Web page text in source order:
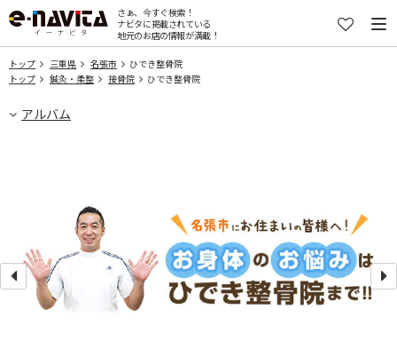
さぁ、今すぐ検索！
ナビタに掲載されている
地元のお店の情報が満載！
トップ 三重県 名張市
ひでき整骨院
トップ
鍼灸・柔整 接骨院 ひでき整骨院
アルバム